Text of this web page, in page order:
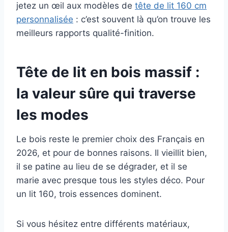
jetez un œil aux modèles de tête de lit 160 cm
personnalisée : c’est souvent là qu’on trouve les
meilleurs rapports qualité-finition.
Tête de lit en bois massif :
la valeur sûre qui traverse
les modes
Le bois reste le premier choix des Français en
2026, et pour de bonnes raisons. Il vieillit bien,
il se patine au lieu de se dégrader, et il se
marie avec presque tous les styles déco. Pour
un lit 160, trois essences dominent.
Si vous hésitez entre différents matériaux,